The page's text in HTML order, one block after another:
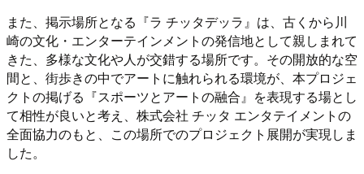
また、掲示場所となる『ラ チッタデッラ』は、古くから川
崎の文化・エンターテインメントの発信地として親しまれて
きた、多様な文化や人が交錯する場所です。その開放的な空
間と、街歩きの中でアートに触れられる環境が、本プロジェ
クトの掲げる『スポーツとアートの融合』を表現する場とし
て相性が良いと考え、株式会社 チッタ エンタテイメントの
全面協力のもと、この場所でのプロジェクト展開が実現しま
した。